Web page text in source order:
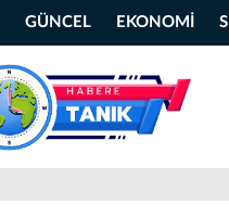
GÜNCEL EKONOMİ